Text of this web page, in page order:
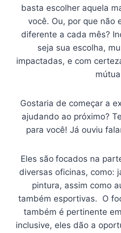
basta escolher aquela
você. Ou, por que não
diferente a cada mês?
seja sua escolha,
impactadas, e com
Gostaria de começar a
ajudando ao próximo?
para você! Já ouviu
Eles são focados na
diversas oficinas, como:
pintura, assim como
também esportivas. O
também é pertinente
inclusive, eles dão a